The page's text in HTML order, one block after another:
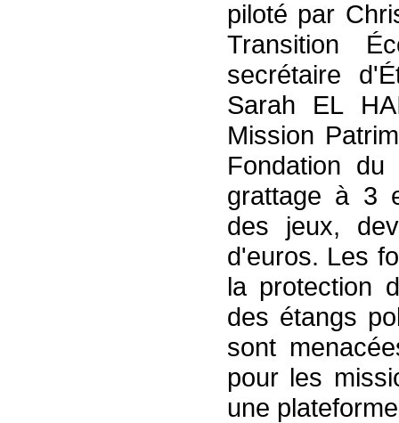
piloté par
Transition
secrétaire
Sarah EL
Mission
Fondation
grattage à 3
des jeux,
d'euros. Les
la protection
des étangs
sont
pour les
une